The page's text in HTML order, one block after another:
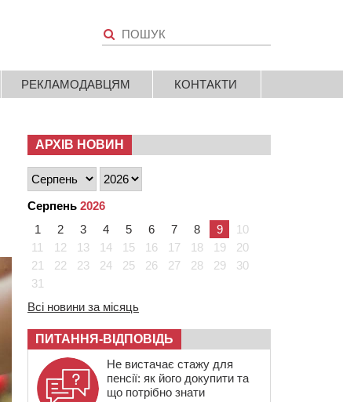
РЕКЛАМОДАВЦЯМ КОНТАКТИ
АРХІВ НОВИН
Серпень 2026
1
2 3 4 5 6 7 8 9
10
11
12 13 14 15 16 17 18 19
20
21
22 23 24 25 26 27 28 29
30
31
Всі новини за місяць
ПИТАННЯ-ВІДПОВІДЬ
Не вистачає стажу для
пенсії: як його докупити та
що потрібно знати